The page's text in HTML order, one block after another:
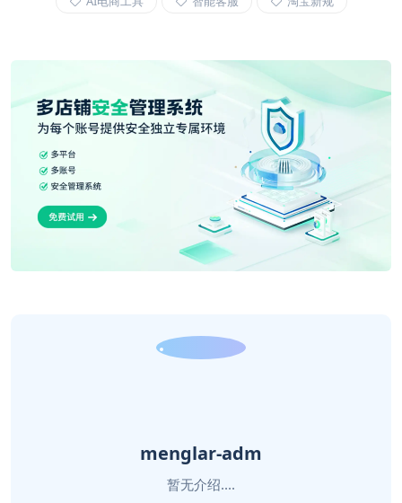
menglar-adm
暂无介绍....